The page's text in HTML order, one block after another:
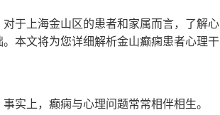
于上海金山区的患者和家属而言，了解心
本文将为您详细解析金山癫痫患者心理干
实上，癫痫与心理问题常常相伴相生。